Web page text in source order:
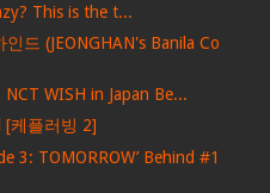
This is the t...
드 (JEONGHAN's Banila Co
| NCT WISH in Japan Be...
[케플러빙 2]
3: TOMORROW’ Behind #1